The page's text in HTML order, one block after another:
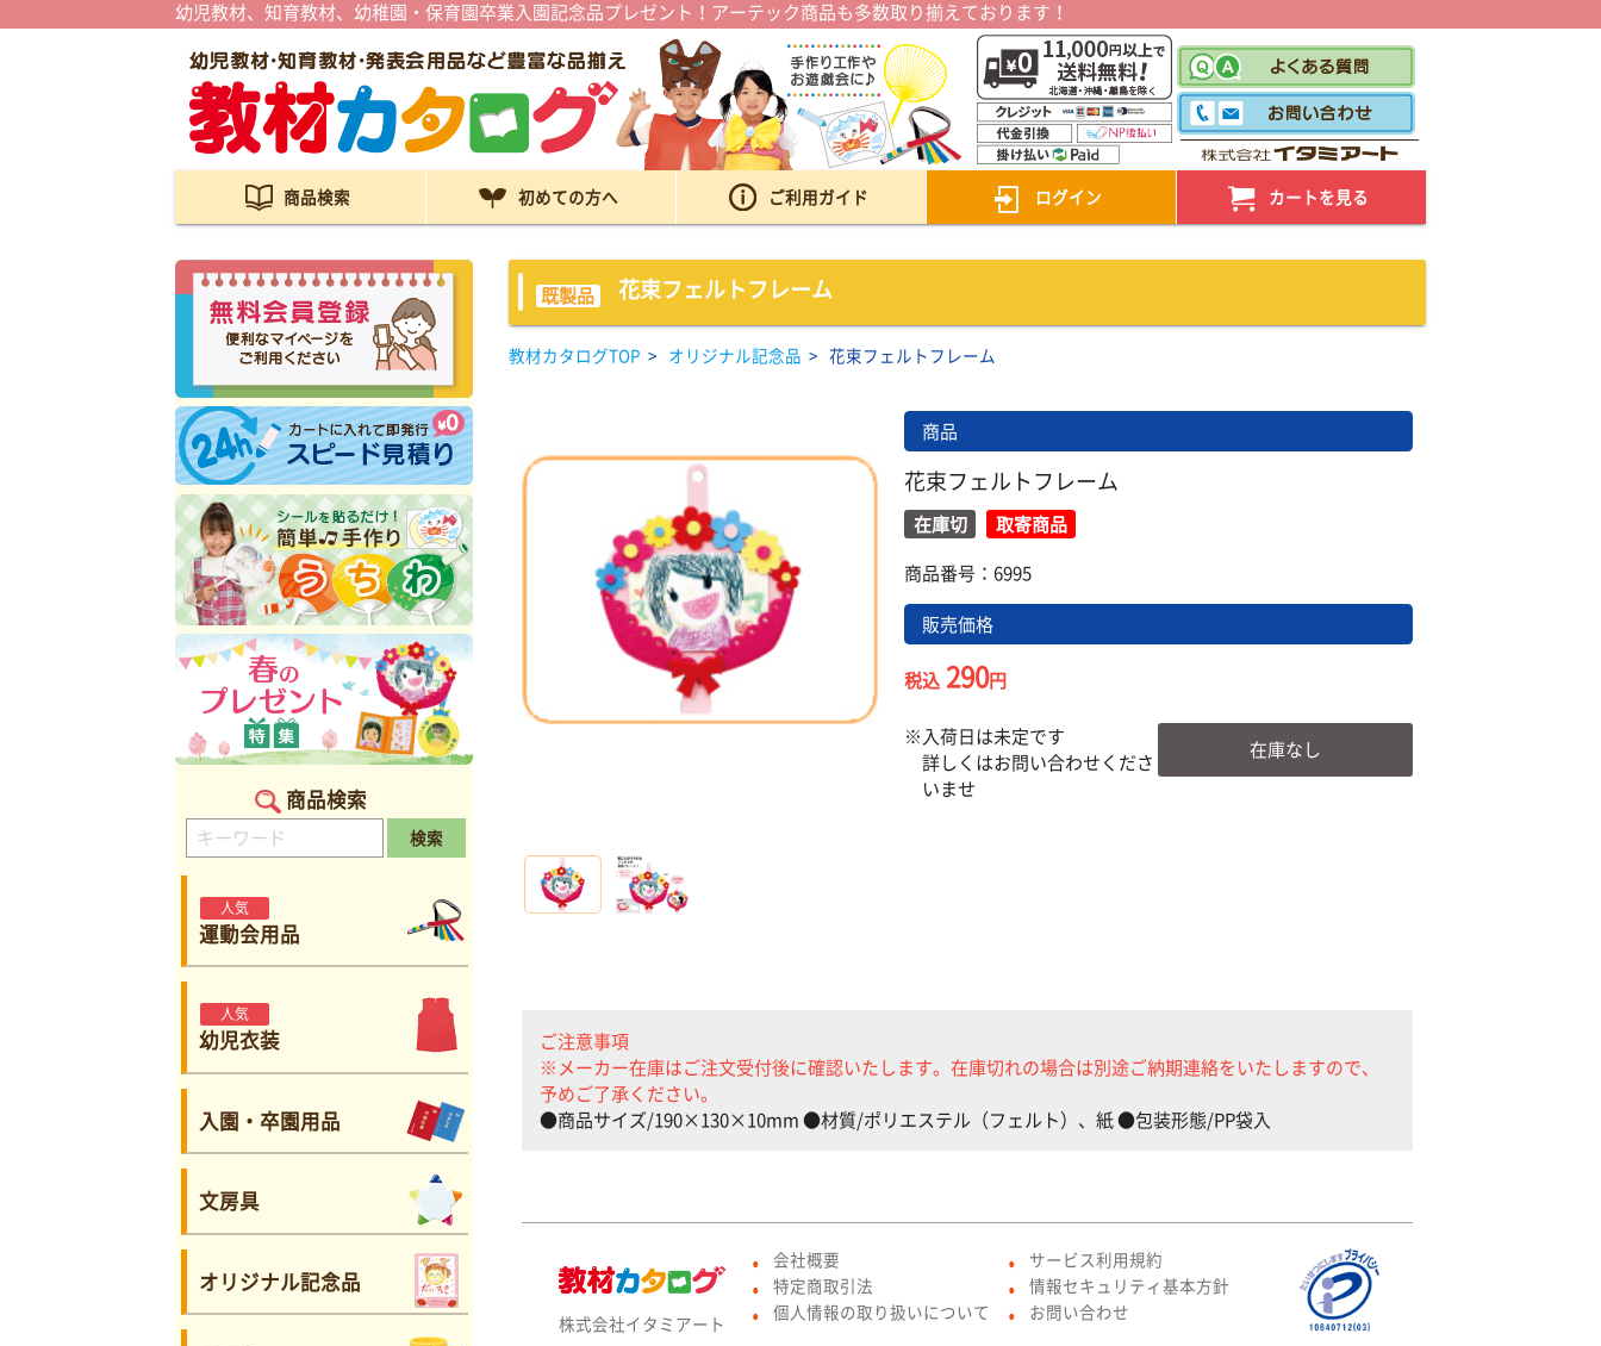
幼児教材、知育教材、幼稚園・保育園卒業入園記念品プレゼント！アーテック商品も多数取り揃えております！
商品検索 初めての方へ ご利用ガイド ログイン カートを見る
商品検索
検索
人気
運動会用品
人気
幼児衣装
入園・卒園用品
文房具
オリジナル記念品
既製品 花束フェルトフレーム
教材カタログTOP > オリジナル記念品 > 花束フェルトフレーム
商品
花束フェルトフレーム
在庫切
取寄商品
商品番号：6995
販売価格
税込 290円
入荷日は未定です
詳しくはお問い合わせくださ
いませ
在庫なし
ご注意事項
※メーカー在庫はご注文受付後に確認いたします。在庫切れの場合は別途ご納期連絡をいたしますので、
予めご了承ください。
●商品サイズ/190×130×10mm ●材質/ポリエステル（フェルト）、紙 ●包装形態/PP袋入
株式会社イタミアート
● 会社概要
● 特定商取引法
● 個人情報の取り扱いについて
● サービス利用規約
● 情報セキュリティ基本方針
● お問い合わせ